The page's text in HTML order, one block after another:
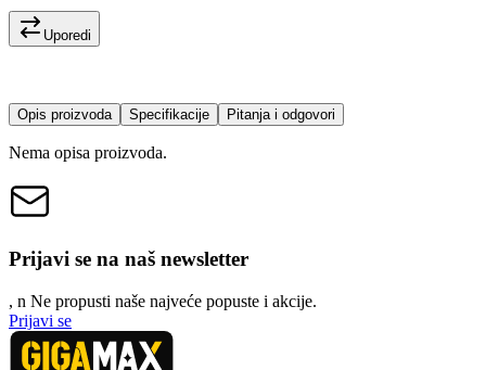
Uporedi
Opis proizvoda Specifikacije Pitanja i odgovori
Nema opisa proizvoda.
Prijavi se na naš newsletter
, n Ne propusti naše najveće popuste i akcije.
Prijavi se